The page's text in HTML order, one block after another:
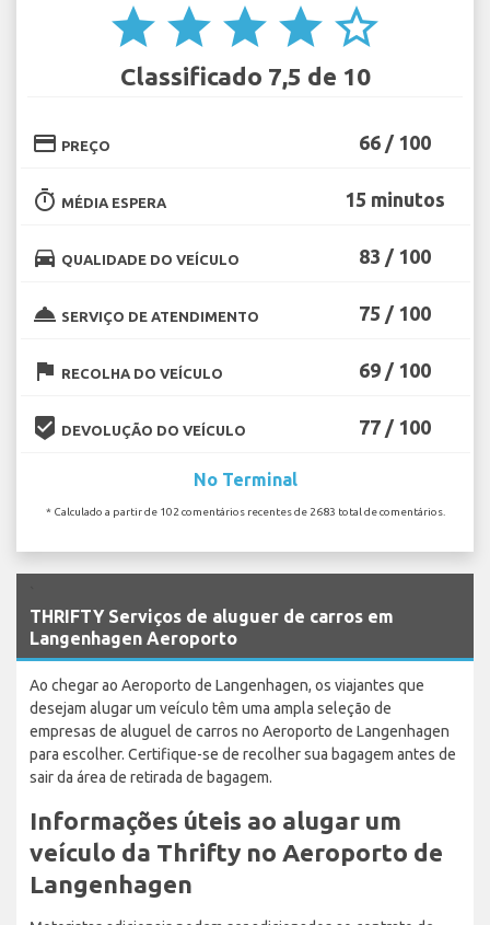
star star star star star_border
Classificado 7,5 de 10
credit_card PREÇO 66 / 100
timer MÉDIA ESPERA 15 minutos
directions_car QUALIDADE DO VEÍCULO 83 / 100
room_service SERVIÇO DE ATENDIMENTO 75 / 100
flag RECOLHA DO VEÍCULO 69 / 100
beenhere DEVOLUÇÃO DO VEÍCULO 77 / 100
No Terminal
* Calculado a partir de 102 comentários recentes de 2683 total de comentários.
THRIFTY Serviços de aluguer de carros em
Langenhagen Aeroporto
Ao chegar ao Aeroporto de Langenhagen, os viajantes que
desejam alugar um veículo têm uma ampla seleção de
empresas de aluguel de carros no Aeroporto de Langenhagen
para escolher. Certifique-se de recolher sua bagagem antes de
sair da área de retirada de bagagem.
Informações úteis ao alugar um
veículo da Thrifty no Aeroporto de
Langenhagen